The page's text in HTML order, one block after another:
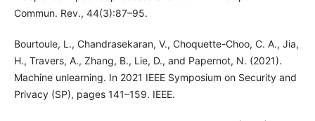
Commun. Rev., 44(3):87–95.
Bourtoule, L., Chandrasekaran, V., Choquette-Choo, C. A., Jia,
H., Travers, A., Zhang, B., Lie, D., and Papernot, N. (2021).
Machine unlearning. In 2021 IEEE Symposium on Security and
Privacy (SP), pages 141–159. IEEE.